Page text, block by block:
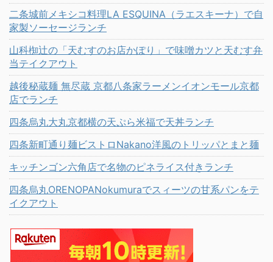
二条城前メキシコ料理LA ESQUINA（ラエスキーナ）で自
家製ソーセージランチ
山科椥辻の「天むすのお店かぽり」で味噌カツと天むす弁
当テイクアウト
越後秘蔵麺 無尽蔵 京都八条家ラーメンイオンモール京都
店でランチ
四条烏丸大丸京都横の天ぷら米福で天丼ランチ
四条新町通り麺ビストロNakano洋風のトリッパとまと麺
キッチンゴン六角店で名物のピネライス付きランチ
四条烏丸ORENOPANokumuraでスィーツの甘系パンをテ
イクアウト